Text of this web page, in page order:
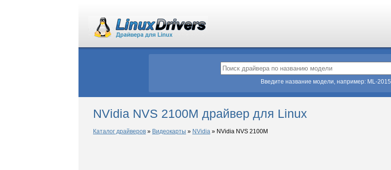
Введите название модели, например: ML-2015
NVidia NVS 2100M драйвер для Linux
Каталог драйверов » Видеокарты » NVidia » NVidia NVS 2100M